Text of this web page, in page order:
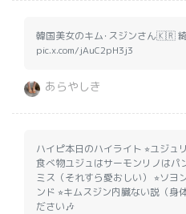
韓国美女のキム･スジンさん🇰🇷
pic.x.com/jAuC2pH3j3
あらやしき
ハイピ本日のハイライト ⭐︎ユジュ
食べ物ユジュはサーモンリノはパ
ミス（それすら愛おしい） ⭐︎ソヨ
ンド ⭐︎キムスジン内臓ない説（身
ださい🎶